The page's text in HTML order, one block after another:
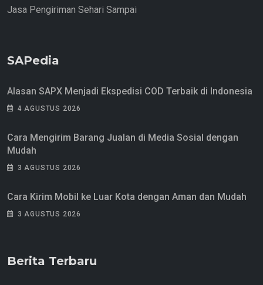
Jasa Pengiriman Sehari Sampai
SAPedia
Alasan SAPX Menjadi Ekspedisi COD Terbaik di Indonesia
4 AGUSTUS 2026
Cara Mengirim Barang Jualan di Media Sosial dengan
Mudah
3 AGUSTUS 2026
Cara Kirim Mobil ke Luar Kota dengan Aman dan Mudah
3 AGUSTUS 2026
Berita Terbaru